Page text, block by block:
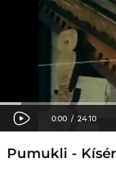
Pumukli -